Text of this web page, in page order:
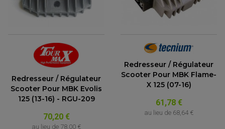
Redresseur / Régulateur
Scooter Pour MBK Evolis
125 (13-16) - RGU-209
70,20 €
au lieu de 78,00 €
Redresseur / Régulateur
Scooter Pour MBK Flame-
X 125 (07-16)
61,78 €
au lieu de 68,64 €